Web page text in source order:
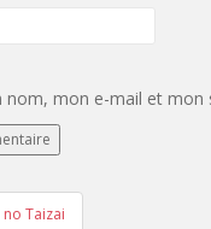
nom, mon e-mail et
no Taizai